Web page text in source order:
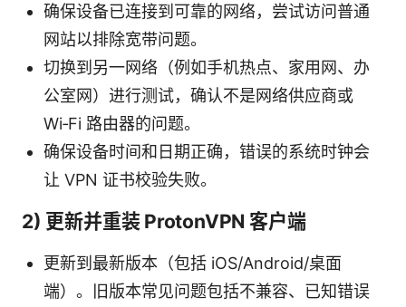
确保设备已连接到可靠的网络，尝试访问普通
网站以排除宽带问题。
切换到另一网络（例如手机热点、家用网、办
公室网）进行测试，确认不是网络供应商或
Wi‑Fi 路由器的问题。
确保设备时间和日期正确，错误的系统时钟会
让 VPN 证书校验失败。
2) 更新并重装 ProtonVPN 客户端
更新到最新版本（包括 iOS/Android/桌面
端）。旧版本常见问题包括不兼容、已知错误